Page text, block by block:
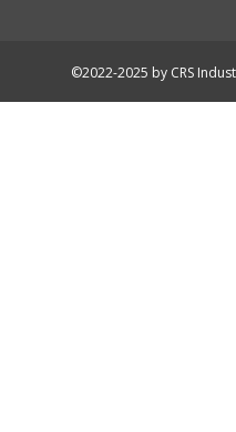
©2022-2025 by CRS